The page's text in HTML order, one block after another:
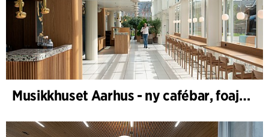
Musikkhuset Aarhus - ny cafébar, foajébar & garderobe